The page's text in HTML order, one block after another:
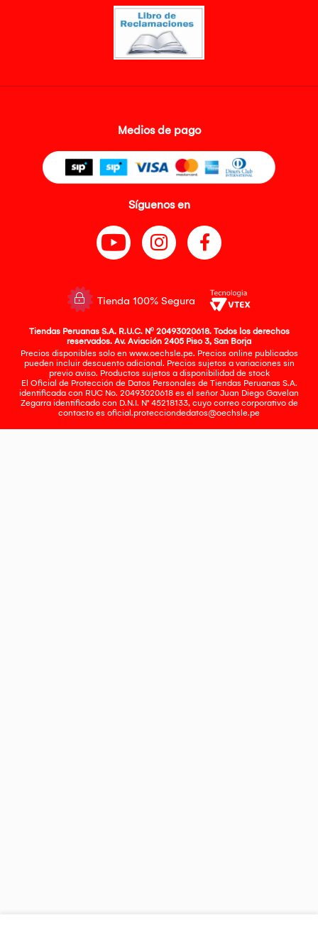
Medios de pago
Síguenos en
Tienda 100% Segura
Tiendas Peruanas S.A. R.U.C. Nº 20493020618. Todos los derechos
reservados. Av. Aviación 2405 Piso 3, San Borja
Precios disponibles solo en www.oechsle.pe. Precios online publicados
pueden incluir descuento adicional. Precios sujetos a variaciones sin
previo aviso. Productos sujetos a disponibilidad de stock
El Oficial de Protección de Datos Personales de Tiendas Peruanas S.A.
identificada con RUC No. 20493020618 es el señor Juan Diego Gavelan
Zegarra identificado con D.N.I. N° 45218133, cuyo correo corporativo de
contacto es oficial.protecciondedatos@oechsle.pe